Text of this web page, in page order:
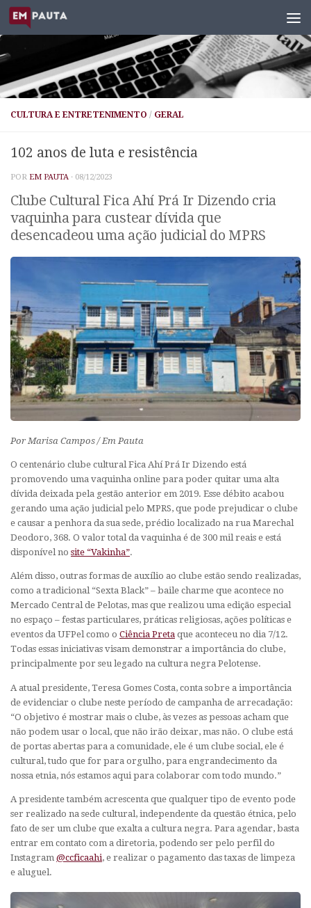
Skip to content
CULTURA E ENTRETENIMENTO / GERAL
102 anos de luta e resistência
POR EM PAUTA · 08/12/2023
Clube Cultural Fica Ahí Prá Ir Dizendo cria
vaquinha para custear dívida que
desencadeou uma ação judicial do MPRS
Por Marisa Campos / Em Pauta
O centenário clube cultural Fica Ahí Prá Ir Dizendo está
promovendo uma vaquinha online para poder quitar uma alta
dívida deixada pela gestão anterior em 2019. Esse débito acabou
gerando uma ação judicial pelo MPRS, que pode prejudicar o clube
e causar a penhora da sua sede, prédio localizado na rua Marechal
Deodoro, 368. O valor total da vaquinha é de 300 mil reais e está
disponível no site “Vakinha”.
Além disso, outras formas de auxílio ao clube estão sendo realizadas,
como a tradicional “Sexta Black” – baile charme que acontece no
Mercado Central de Pelotas, mas que realizou uma edição especial
no espaço – festas particulares, práticas religiosas, ações políticas e
eventos da UFPel como o Ciência Preta que aconteceu no dia 7/12.
Todas essas iniciativas visam demonstrar a importância do clube,
principalmente por seu legado na cultura negra Pelotense.
A atual presidente, Teresa Gomes Costa, conta sobre a importância
de evidenciar o clube neste período de campanha de arrecadação:
“O objetivo é mostrar mais o clube, às vezes as pessoas acham que
não podem usar o local, que não irão deixar, mas não. O clube está
de portas abertas para a comunidade, ele é um clube social, ele é
cultural, tudo que for para orgulho, para engrandecimento da
nossa etnia, nós estamos aqui para colaborar com todo mundo.”
A presidente também acrescenta que qualquer tipo de evento pode
ser realizado na sede cultural, independente da questão étnica, pelo
fato de ser um clube que exalta a cultura negra. Para agendar, basta
entrar em contato com a diretoria, podendo ser pelo perfil do
Instagram @ccficaahi, e realizar o pagamento das taxas de limpeza
e aluguel.